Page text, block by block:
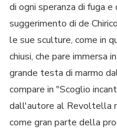
di ogni speranza di fuga
suggerimento di de
le sue sculture, come in
chiusi, che pare immersa
grande testa di marmo
compare in "Scoglio
dall'autore al Revoltella
come gran parte della